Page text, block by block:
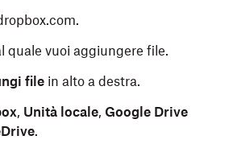
quale vuoi aggiungere file.
file in alto a destra.
, Unità locale, Google Drive
.